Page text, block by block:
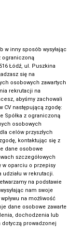
w inny sposób wysyłając
ograniczoną
Łódź, ul. Puszkina
się na
osobowych zawartych
rekrutacji na
abyśmy zachowali
CV następującą zgodę:
Spółka z ograniczoną
osobowych
celów przyszłych
kontaktując się z
dane osobowe
szczegółowych
w oparciu o przepisy
w rekrutacji.
na podstawie
nam swoje
na możliwość
dane osobowe zawarte
dochodzenia lub
prowadzonej